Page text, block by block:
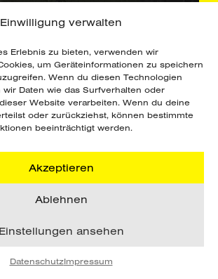
Einwilligung verwalten
Erlebnis zu bieten, verwenden wir
um Geräteinformationen zu speichern
Wenn du diesen Technologien
Daten wie das Surfverhalten oder
Website verarbeiten. Wenn du deine
oder zurückziehst, können bestimmte
beeinträchtigt werden.
Akzeptieren
Ablehnen
Einstellungen ansehen
DatenschutzImpressum
sportpark.at